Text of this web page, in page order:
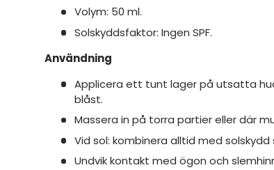
Volym: 50 ml.
Solskyddsfaktor: Ingen SPF.
Användning
Applicera ett tunt lager på utsatta
blåst.
Massera in på torra partier eller där
Vid sol: kombinera alltid med solskydd
Undvik kontakt med ögon och